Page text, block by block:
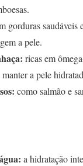
gorduras saudáveis
a pele.
ricas em
a pele
como salmão e
a hidratação